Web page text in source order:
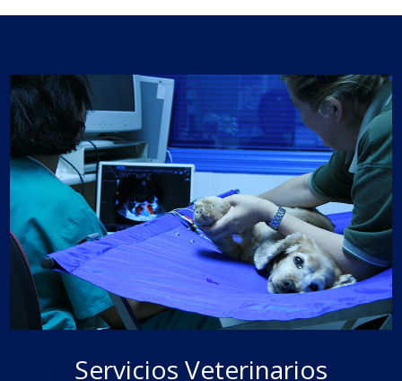
Servicios Veterinarios